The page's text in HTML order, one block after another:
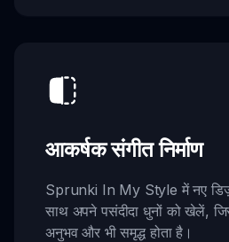
आकर्षक संगीत निर्माण
Sprunki In My Style में नए
साथ अपने पसंदीदा धुनों को खेलें,
अनुभव और भी समृद्ध होता है।